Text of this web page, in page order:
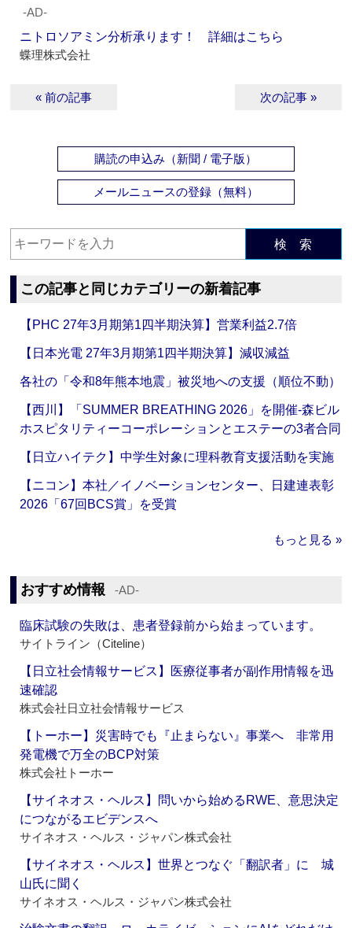
‐AD‐
ニトロソアミン分析承ります！ 詳細はこちら
蝶理株式会社
« 前の記事 次の記事 »
購読の申込み（新聞 / 電子版）
メールニュースの登録（無料）
検 索
この記事と同じカテゴリーの新着記事
【PHC 27年3月期第1四半期決算】営業利益2.7倍
【日本光電 27年3月期第1四半期決算】減収減益
各社の「令和8年熊本地震」被災地への支援（順位不動）
【西川】「SUMMER BREATHING 2026」を開催‐森ビル
ホスピタリティーコーポレーションとエステーの3者合同
【日立ハイテク】中学生対象に理科教育支援活動を実施
【ニコン】本社／イノベーションセンター、日建連表彰
2026「67回BCS賞」を受賞
もっと見る »
おすすめ情報 ‐AD‐
臨床試験の失敗は、患者登録前から始まっています。
サイトライン（Citeline）
【日立社会情報サービス】医療従事者が副作用情報を迅
速確認
株式会社日立社会情報サービス
【トーホー】災害時でも『止まらない』事業へ 非常用
発電機で万全のBCP対策
株式会社トーホー
【サイネオス・ヘルス】問いから始めるRWE、意思決定
につながるエビデンスへ
サイネオス・ヘルス・ジャパン株式会社
【サイネオス・ヘルス】世界とつなぐ「翻訳者」に 城
山氏に聞く
サイネオス・ヘルス・ジャパン株式会社